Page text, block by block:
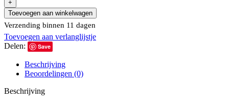
Toevoegen aan winkelwagen
Verzending binnen 11 dagen
Toevoegen aan verlanglijstje
Delen:
Save
Beschrijving
Beoordelingen (0)
Beschrijving